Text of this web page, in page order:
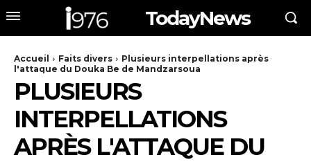
TodayNews
Accueil Faits divers
Plusieurs interpellations après
l'attaque du Douka Be de Mandzarsoua
PLUSIEURS
INTERPELLATIONS
APRÈS L'ATTAQUE DU